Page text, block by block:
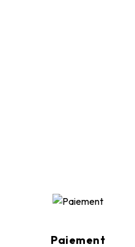
Paiement